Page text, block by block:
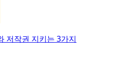
저작권 지키는 3가지